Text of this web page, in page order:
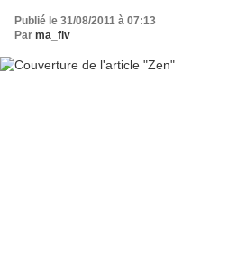
Publié le 31/08/2011 à 07:13
Par ma_flv